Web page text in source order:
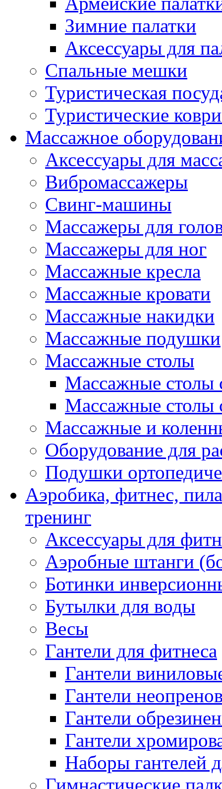
Зимние палатки
Аксессуары для
Спальные мешки
Туристическая
Туристические
Массажное
Аксессуары для
Вибромассажеры
Свинг-машины
Массажеры для
Массажеры для ног
Массажные кресла
Массажные кровати
Массажные накидки
Массажные подушки
Массажные столы
Массажные столы
Массажные столы
Массажные и
Оборудование для
Подушки
Аэробика, фитнес,
тренинг
Аксессуары для
Аэробные штанги
Ботинки
Бутылки для воды
Весы
Гантели для фитнеса
Гантели
Гантели
Гантели
Гантели
Наборы гантелей